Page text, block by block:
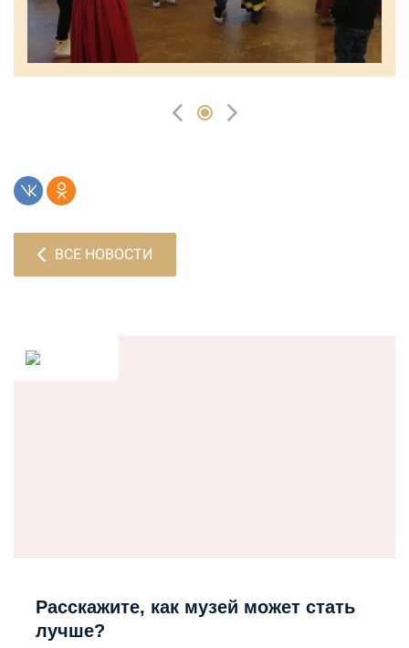
ВСЕ НОВОСТИ
Расскажите, как музей может стать
лучше?